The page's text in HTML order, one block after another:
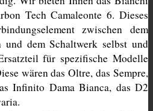
Tech Camaleonte 6. Dieses
zwischen dem
und dem Schaltwerk selbst und
für spezifische Modelle
wären das Oltre, das Sempre,
Infinito Dama Bianca, das D2